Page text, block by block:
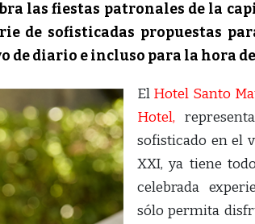
las fiestas patronales de la
de sofisticadas propuestas
de diario e incluso para la hora
El Hotel Santo
Hotel,
sofisticado en el
XXI, ya tiene
celebrada
sólo permita